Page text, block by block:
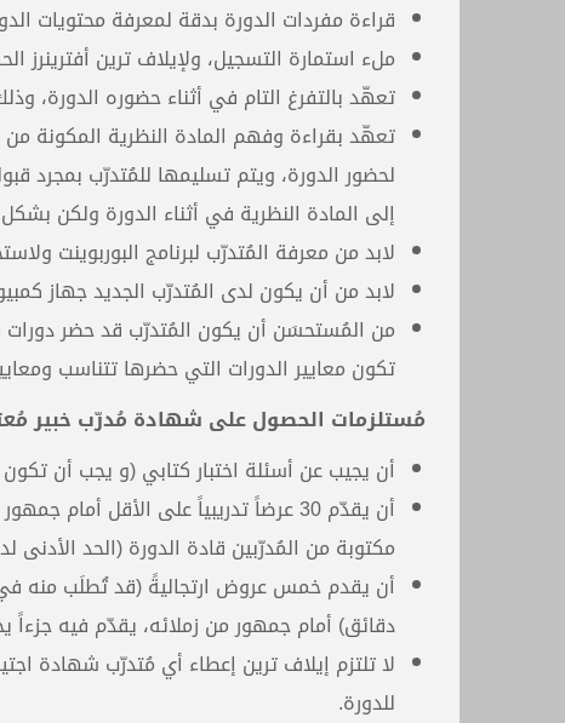
قراءة مفردات الدورة بدقة لمعرفة محتويات
ملء استمارة التسجيل، ولإيلاف ترين أفترينرز
تعهّد بالتفرغ التام في أثناء حضوره الدورة،
إلى المادة النظرية في أثناء الدورة ولكن
لابد من معرفة المُتدرّب لبرنامج البوربوينت
لابد من أن يكون لدى المُتدرّب الجديد جهاز
من المُستحسَن أن يكون المُتدرّب قد حضر دورات
تكون معايير الدورات التي حضرها تتناسب
مُستلزمات الحصول على شهادة مُدرّب خبير
أن يجيب عن أسئلة اختبار كتابي (و يجب أن تكون إجابته
أن يقدّم 30 عرضاً تدريبياً على الأقل
مكتوبة من المُدرّبين قادة الدورة (الحد الأدنى لدرجة
دقائق) أمام جمهور من زملائه، يقدّم فيه جزءاً
لا تلتزم إيلاف ترين إعطاء أي مُتدرّب شهادة
للدورة.